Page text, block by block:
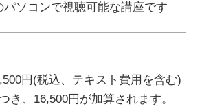
ソコンで視聴可能な講座です
円(税込、テキスト費用を含む)
き、16,500円が加算されます。